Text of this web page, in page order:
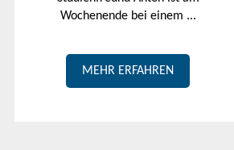
Wochenende bei einem ...
MEHR ERFAHREN